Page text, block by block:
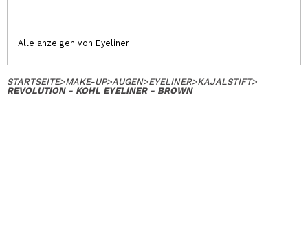
Alle anzeigen von Eyeliner
STARTSEITE>MAKE-UP>AUGEN>EYELINER>KAJALSTIFT>
REVOLUTION - KOHL EYELINER - BROWN